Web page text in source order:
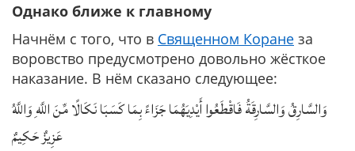
Однако ближе к главному
Начнём с того, что в Священном Коране за
воровство предусмотрено довольно жёсткое
наказание. В нём сказано следующее:
وَالسَّارِقُ وَالسَّارِقَةُ فَاقْطَعُوا أَيْدِيَهُمَا جَزَاءً بِمَا كَسَبَا نَكَالًا مِّنَ اللَّهِ وَاللَّهُ
عَزِيزٌ حَكِيمٌ